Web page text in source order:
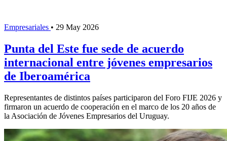
Empresariales • 29 May 2026
Punta del Este fue sede de acuerdo
internacional entre jóvenes empresarios
de Iberoamérica
Representantes de distintos países participaron del Foro FIJE 2026 y
firmaron un acuerdo de cooperación en el marco de los 20 años de
la Asociación de Jóvenes Empresarios del Uruguay.